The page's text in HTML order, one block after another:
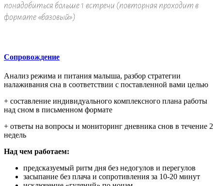
понадобиться больше 1 встречи (повторная проходит в
формате «базовый»)
Сопровождение
Анализ режима и питания малыша, разбор стратегии
налаживания сна в соответствии с поставленной вами целью
+ составление индивидуального комплексного плана работы
над сном в письменном формате
+ ответы на вопросы и мониторинг дневника снов в течение 2
недель
Над чем работаем:
предсказуемый ритм дня без недогулов и перегулов
засыпание без плача и сопротивления за 10-20 минут